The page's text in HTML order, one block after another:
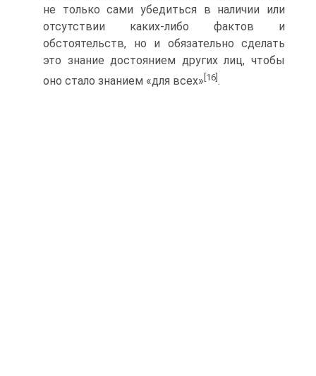
не только сами убедиться в наличии или
отсутствии каких-либо фактов и
обстоятельств, но и обязательно сделать
это знание достоянием других лиц, чтобы
оно стало знанием «для всех» [16] .